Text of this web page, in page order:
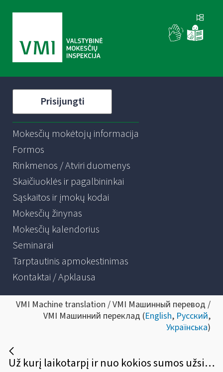
Prisijungti
Mokesčių mokėtojų informacija
Formos
Rinkmenos / Atviri duomenys
Skaičiuoklės ir pagalbininkai
Sąskaitos ir įmokų kodai
Mokesčių žinynas
Mokesčių kalendorius
Seminarai
Tarptautinis apmokestinimas
Kontaktai / Apklausa
VMI Machine translation / VMI Машинный перевод /
VMI Машинний переклад (English, Русский,
Українська)
Už kurį laikotarpį ir nuo kokios sumos užsienio apmokestinamiesiems asmenims gali būti sugrąžintas Lietuvoje sumokėtas PVM?